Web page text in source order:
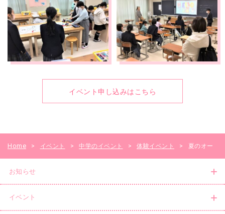
イベント申し込みはこちら
Home > イベント > 中学のイベント > 体験イベント > 夏のオー
プンキャンパス
お知らせ
イベント